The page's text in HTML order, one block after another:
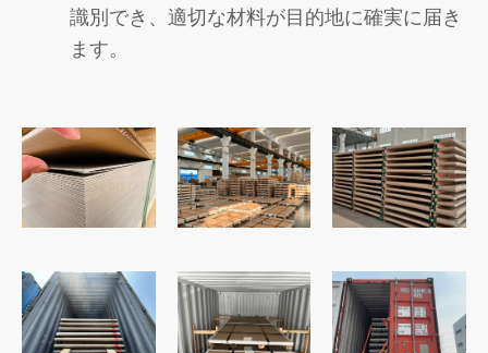
識別でき、適切な材料が目的地に確実に届き
ます。